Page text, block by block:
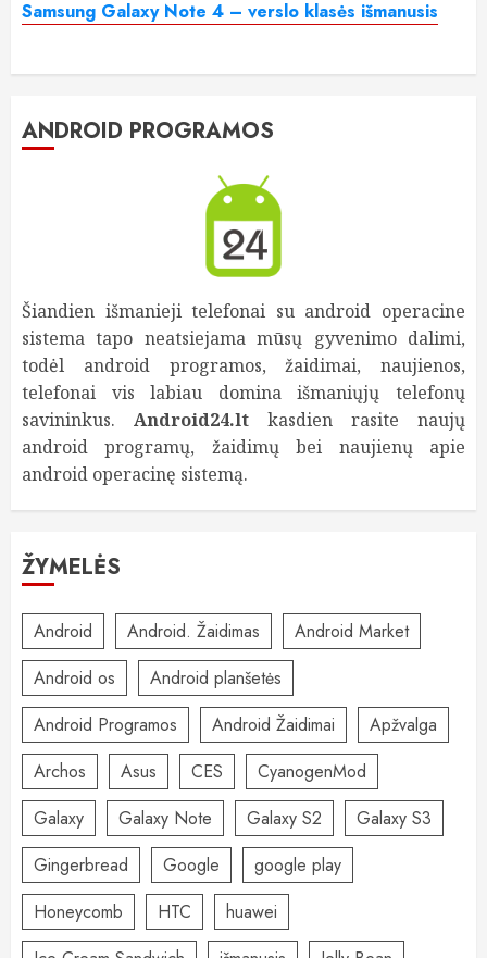
Samsung Galaxy Note 4 – verslo klasės išmanusis
ANDROID PROGRAMOS
Šiandien išmanieji telefonai su android operacine
sistema tapo neatsiejama mūsų gyvenimo dalimi,
todėl android programos, žaidimai, naujienos,
telefonai vis labiau domina išmaniųjų telefonų
savininkus. Android24.lt kasdien rasite naujų
android programų, žaidimų bei naujienų apie
android operacinę sistemą.
ŽYMELĖS
Android Android. Žaidimas
Android Market
Android os
Android planšetės
Android Programos
Android Žaidimai
Apžvalga
Archos
Asus CES
CyanogenMod
Galaxy
Galaxy Note Galaxy S2
Galaxy S3
Gingerbread
Google
google play
Honeycomb
HTC
huawei